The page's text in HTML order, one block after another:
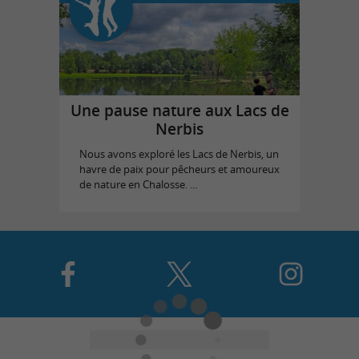
Une pause nature aux Lacs de
Nerbis
Nous avons exploré les Lacs de Nerbis, un
havre de paix pour pêcheurs et amoureux
de nature en Chalosse. ...